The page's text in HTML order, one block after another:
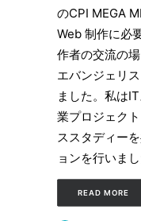
のCPI MEGA
Web 制作に必
作者の交流の
エバンジェリ
ました。私は
業プロジェク
ススタディー
ョンを行いまし
READ MORE